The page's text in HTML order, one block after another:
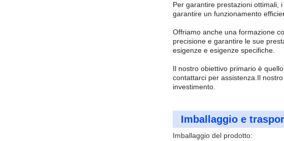
Per garantire prestazioni ottimali,
garantire un funzionamento
Offriamo anche una formazione
precisione e garantire le sue
esigenze e esigenze specifiche.
Il nostro obiettivo primario è
contattarci per assistenza.Il
investimento.
Imballaggio e
Imballaggio del prodotto: